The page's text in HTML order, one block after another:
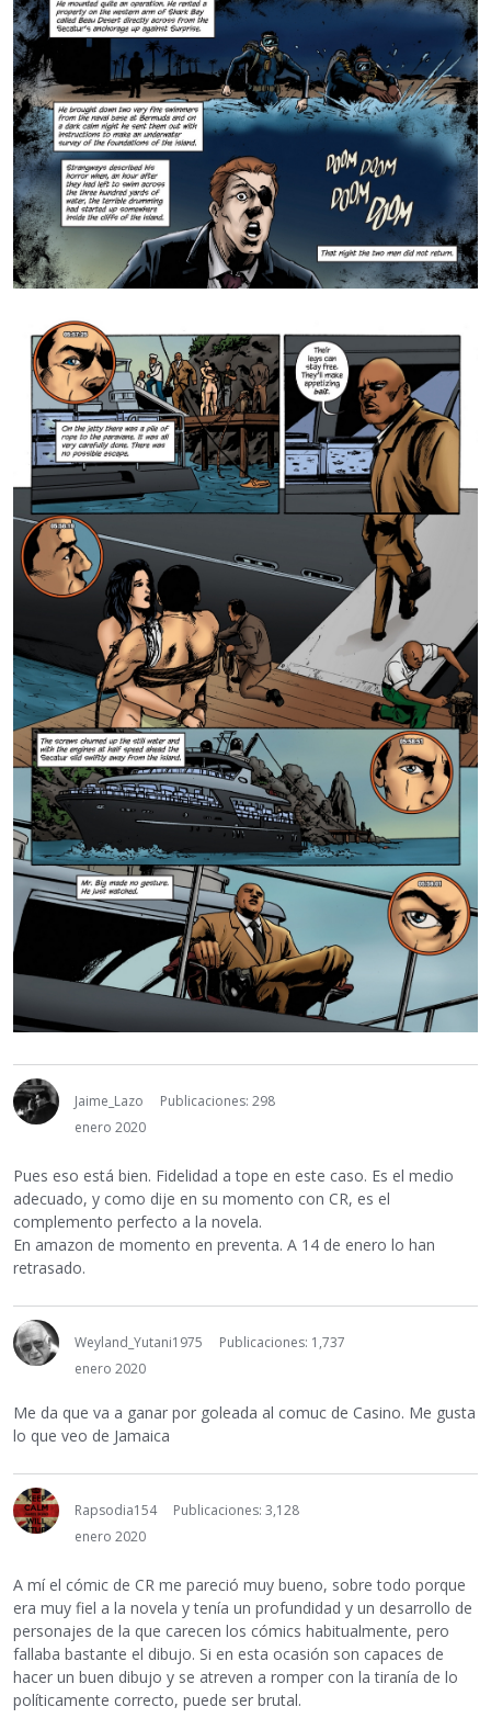
Jaime_Lazo
Publicaciones: 298
enero 2020
Pues eso está bien. Fidelidad a tope en este caso. Es el medio
adecuado, y como dije en su momento con CR, es el
complemento perfecto a la novela.
En amazon de momento en preventa. A 14 de enero lo han
retrasado.
Weyland_Yutani1975
Publicaciones: 1,737
enero 2020
Me da que va a ganar por goleada al comuc de Casino. Me gusta
lo que veo de Jamaica
Rapsodia154
Publicaciones: 3,128
enero 2020
A mí el cómic de CR me pareció muy bueno, sobre todo porque
era muy fiel a la novela y tenía un profundidad y un desarrollo de
personajes de la que carecen los cómics habitualmente, pero
fallaba bastante el dibujo. Si en esta ocasión son capaces de
hacer un buen dibujo y se atreven a romper con la tiranía de lo
políticamente correcto, puede ser brutal.